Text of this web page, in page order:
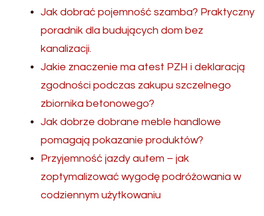
Jak dobrać pojemność szamba? Praktyczny
poradnik dla budujących dom bez
kanalizacji.
Jakie znaczenie ma atest PZH i deklaracją
zgodności podczas zakupu szczelnego
zbiornika betonowego?
Jak dobrze dobrane meble handlowe
pomagają pokazanie produktów?
Przyjemność jazdy autem – jak
zoptymalizować wygodę podróżowania w
codziennym użytkowaniu